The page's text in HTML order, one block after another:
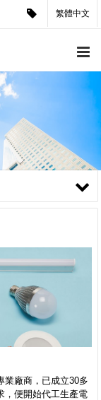
繁體中文
業廠商，已成立30多
，便開始代工生產電